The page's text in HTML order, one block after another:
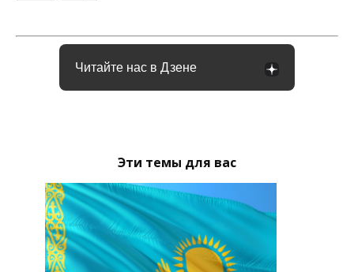
Читайте нас в Дзене
Эти темы для вас